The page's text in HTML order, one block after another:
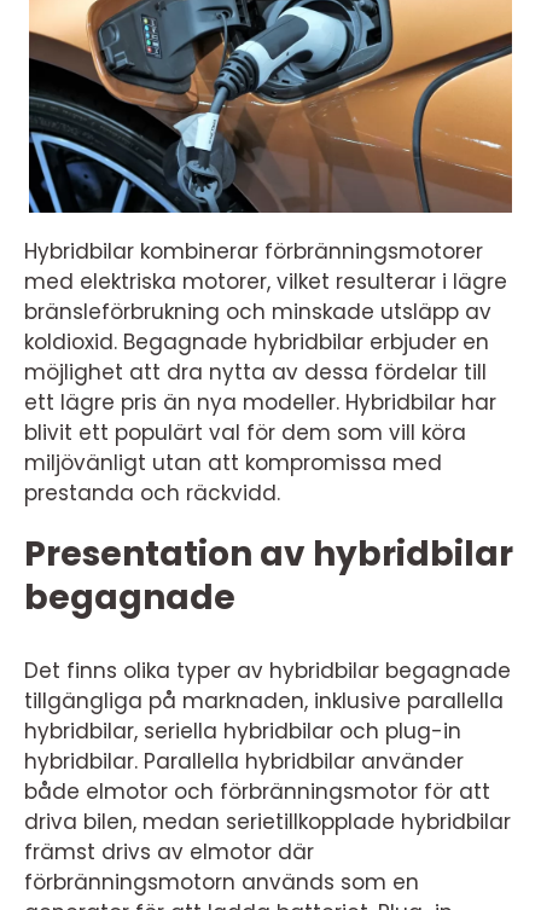
Hybridbilar kombinerar förbränningsmotorer
med elektriska motorer, vilket resulterar i lägre
bränsleförbrukning och minskade utsläpp av
koldioxid. Begagnade hybridbilar erbjuder en
möjlighet att dra nytta av dessa fördelar till
ett lägre pris än nya modeller. Hybridbilar har
blivit ett populärt val för dem som vill köra
miljövänligt utan att kompromissa med
prestanda och räckvidd.
Presentation av hybridbilar
begagnade
Det finns olika typer av hybridbilar begagnade
tillgängliga på marknaden, inklusive parallella
hybridbilar, seriella hybridbilar och plug-in
hybridbilar. Parallella hybridbilar använder
både elmotor och förbränningsmotor för att
driva bilen, medan serietillkopplade hybridbilar
främst drivs av elmotor där
förbränningsmotorn används som en